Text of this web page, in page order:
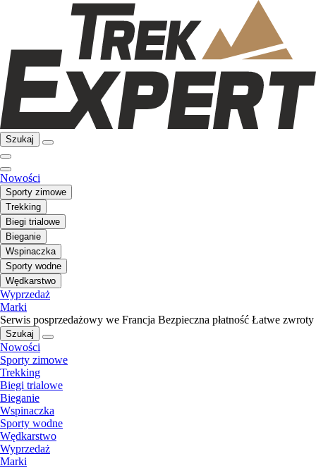
Szukaj
Nowości
Sporty zimowe
Trekking
Biegi trialowe
Bieganie
Wspinaczka
Sporty wodne
Wędkarstwo
Wyprzedaż
Marki
Serwis posprzedażowy we Francja Bezpieczna płatność Łatwe zwroty
Szukaj
Nowości
Sporty zimowe
Trekking
Biegi trialowe
Bieganie
Wspinaczka
Sporty wodne
Wędkarstwo
Wyprzedaż
Marki